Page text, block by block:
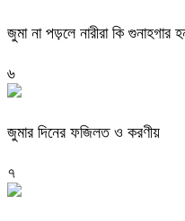
জুমা না পড়লে নারীরা কি গুনাহগার
৬
জুমার দিনের ফজিলত ও করণীয়
৭